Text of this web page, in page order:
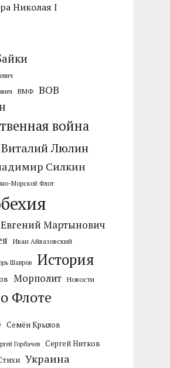
Николая I
ВМФ ВОВ
война
Виталий Люлин
Силкин
Морской Флот
Евгений Мартынович
Иван Айвазовский
Шавров История
Морполит Новости
Флоте
Семён Крылов
Горбачев Сергей Нитков
Украина